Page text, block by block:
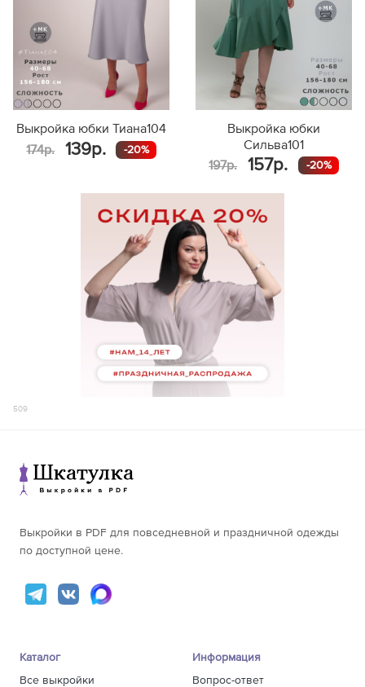
Выкройка юбки Тиана104
174р.
139р. -20%
Выкройка юбки
Сильва101
197р.
157р. -20%
509
Выкройки в PDF для повседневной и праздничной одежды
по доступной цене.
Каталог
Все выкройки
Информация
Вопрос-ответ